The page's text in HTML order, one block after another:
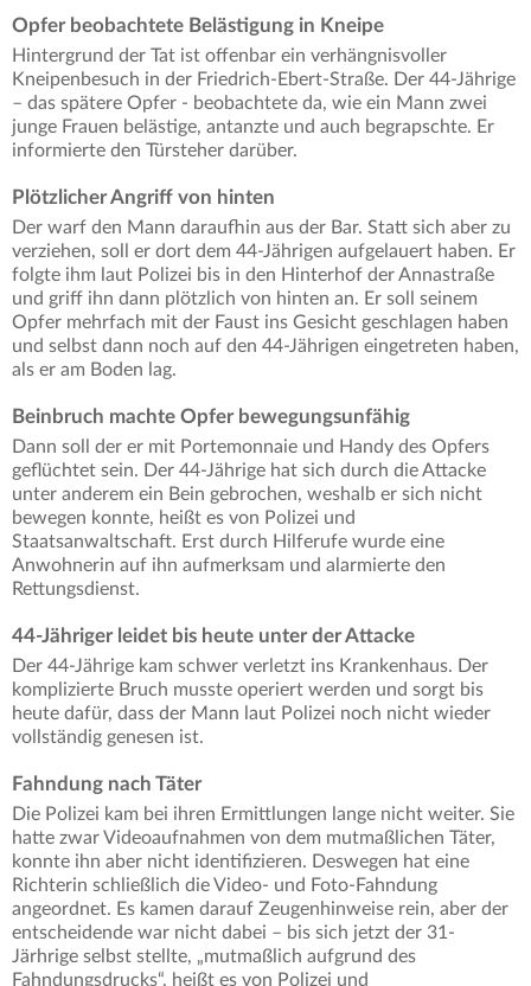
Opfer beobachtete Belästigung in Kneipe
Hintergrund der Tat ist offenbar ein verhängnisvoller
Kneipenbesuch in der Friedrich-Ebert-Straße. Der 44-Jährige
– das spätere Opfer - beobachtete da, wie ein Mann zwei
junge Frauen belästige, antanzte und auch begrapschte. Er
informierte den Türsteher darüber.
Plötzlicher Angriff von hinten
Der warf den Mann daraufhin aus der Bar. Statt sich aber zu
verziehen, soll er dort dem 44-Jährigen aufgelauert haben. Er
folgte ihm laut Polizei bis in den Hinterhof der Annastraße
und griff ihn dann plötzlich von hinten an. Er soll seinem
Opfer mehrfach mit der Faust ins Gesicht geschlagen haben
und selbst dann noch auf den 44-Jährigen eingetreten haben,
als er am Boden lag.
Beinbruch machte Opfer bewegungsunfähig
Dann soll der er mit Portemonnaie und Handy des Opfers
geflüchtet sein. Der 44-Jährige hat sich durch die Attacke
unter anderem ein Bein gebrochen, weshalb er sich nicht
bewegen konnte, heißt es von Polizei und
Staatsanwaltschaft. Erst durch Hilferufe wurde eine
Anwohnerin auf ihn aufmerksam und alarmierte den
Rettungsdienst.
44-Jähriger leidet bis heute unter der Attacke
Der 44-Jährige kam schwer verletzt ins Krankenhaus. Der
komplizierte Bruch musste operiert werden und sorgt bis
heute dafür, dass der Mann laut Polizei noch nicht wieder
vollständig genesen ist.
Fahndung nach Täter
Die Polizei kam bei ihren Ermittlungen lange nicht weiter. Sie
hatte zwar Videoaufnahmen von dem mutmaßlichen Täter,
konnte ihn aber nicht identifizieren. Deswegen hat eine
Richterin schließlich die Video- und Foto-Fahndung
angeordnet. Es kamen darauf Zeugenhinweise rein, aber der
entscheidende war nicht dabei – bis sich jetzt der 31-
Järhrige selbst stellte, „mutmaßlich aufgrund des
Fahndungsdrucks“, heißt es von Polizei und